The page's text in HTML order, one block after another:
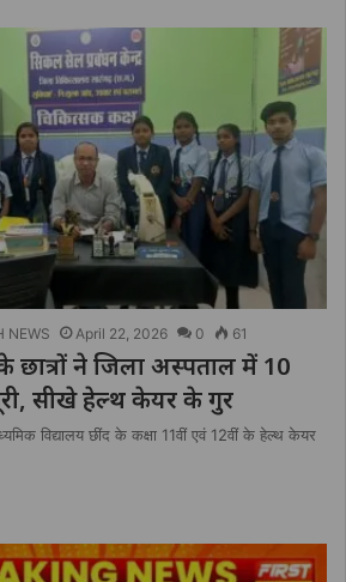
NEWS April 22, 2026 0 61
छात्रों ने जिला अस्पताल में 10
सीखे हेल्थ केयर के गुर
विद्यालय छींद के कक्षा 11वीं एवं 12वीं के हेल्थ केयर